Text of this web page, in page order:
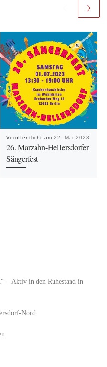
Veröffentlicht am 22. Mai 2023
26. Marzahn-Hellersdorfer
Sängerfest
– Aktiv in den Ruhestand in
Nord